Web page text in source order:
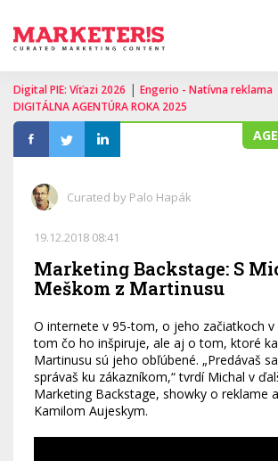
Digital PIE: Víťazi 2026 | Engerio - Natívna reklama
DIGITÁLNA AGENTÚRA ROKA 2025
Curated by Palo Hapák
19.12.2018 08:41
Marketing Backstage: S
Meškom z Martinusu
O internete v 95-tom, o jeho začiatkoch
tom čo ho inšpiruje, ale aj o tom, ktoré
Martinusu sú jeho obľúbené. „Predávaš
správaš ku zákazníkom,“ tvrdí Michal v
Marketing Backstage, showky o reklame
Kamilom Aujeskym.